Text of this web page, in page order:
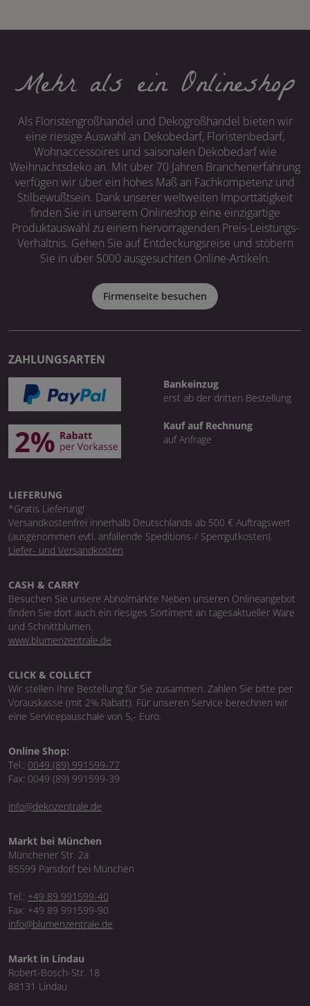
Mehr als ein Onlineshop
Als Floristengroßhandel und Dekogroßhandel bieten wir
eine riesige Auswahl an Dekobedarf, Floristenbedarf,
Wohnaccessoires und saisonalen Dekobedarf wie
Weihnachtsdeko an. Mit über 70 Jahren Branchenerfahrung
verfügen wir über ein hohes Maß an Fachkompetenz und
Stilbewußtsein. Dank unserer weltweiten Importtätigkeit
finden Sie in unserem Onlineshop eine einzigartige
Produktauswahl zu einem hervorragenden Preis-Leistungs-
Verhältnis. Gehen Sie auf Entdeckungsreise und stöbern
Sie in über 5000 ausgesuchten Online-Artikeln.
Firmenseite besuchen
ZAHLUNGSARTEN
Bankeinzug
erst ab der dritten Bestellung
Kauf auf Rechnung
auf Anfrage
LIEFERUNG
*Gratis Lieferung!
Versandkostenfrei innerhalb Deutschlands ab 500 € Auftragswert
(ausgenommen evtl. anfallende Speditions-/ Sperrgutkosten).
Liefer- und Versandkosten
CASH & CARRY
Besuchen Sie unsere Abholmärkte Neben unseren Onlineangebot
finden Sie dort auch ein riesiges Sortiment an tagesaktueller Ware
und Schnittblumen.
www.blumenzentrale.de
CLICK & COLLECT
Wir stellen Ihre Bestellung für Sie zusammen. Zahlen Sie bitte per
Vorauskasse (mit 2% Rabatt). Für unseren Service berechnen wir
eine Servicepauschale von 5,- Euro.
Online Shop:
Tel.: 0049 (89) 991599-77
Fax: 0049 (89) 991599-39
info@dekozentrale.de
Markt bei München
Münchener Str. 2a
85599 Parsdorf bei München
Tel.: +49 89 991599-40
Fax: +49 89 991599-90
info@blumenzentrale.de
Markt in Lindau
Robert-Bosch-Str. 18
88131 Lindau